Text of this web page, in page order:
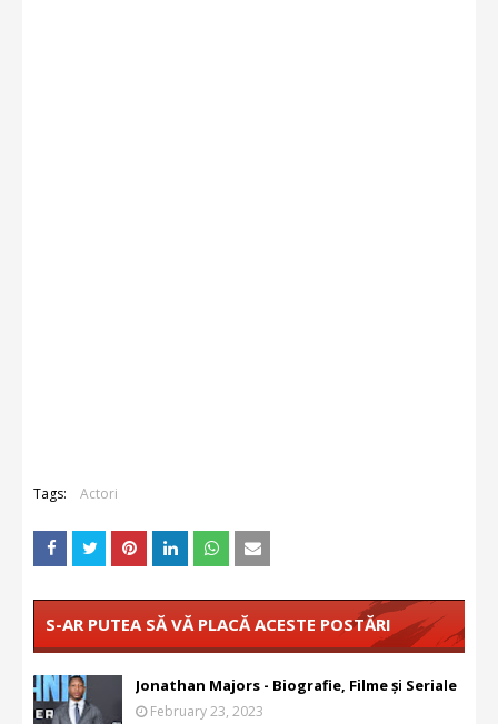
Tags: Actori
S-AR PUTEA SĂ VĂ PLACĂ ACESTE POSTĂRI
Jonathan Majors - Biografie, Filme și Seriale
February 23, 2023